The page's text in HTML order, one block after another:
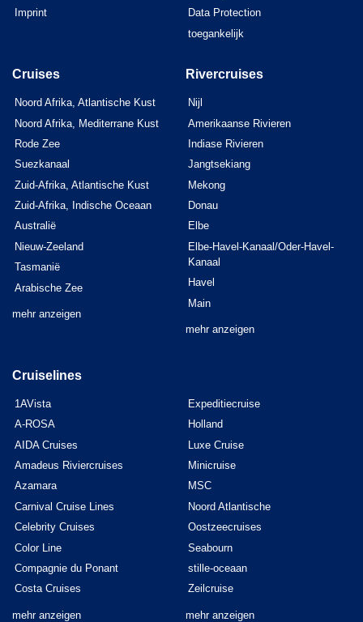
Imprint
Data Protection
toegankelijk
Cruises
Noord Afrika, Atlantische Kust
Noord Afrika, Mediterrane Kust
Rode Zee
Suezkanaal
Zuid-Afrika, Atlantische Kust
Zuid-Afrika, Indische Oceaan
Australië
Nieuw-Zeeland
Tasmanië
Arabische Zee
mehr anzeigen
Rivercruises
Nijl
Amerikaanse Rivieren
Indiase Rivieren
Jangtsekiang
Mekong
Donau
Elbe
Elbe-Havel-Kanaal/Oder-Havel-
Kanaal
Havel
Main
mehr anzeigen
Cruiselines
1AVista
A-ROSA
AIDA Cruises
Amadeus Riviercruises
Azamara
Carnival Cruise Lines
Celebrity Cruises
Color Line
Compagnie du Ponant
Costa Cruises
mehr anzeigen
Expeditiecruise
Holland
Luxe Cruise
Minicruise
MSC
Noord Atlantische
Oostzeecruises
Seabourn
stille-oceaan
Zeilcruise
mehr anzeigen